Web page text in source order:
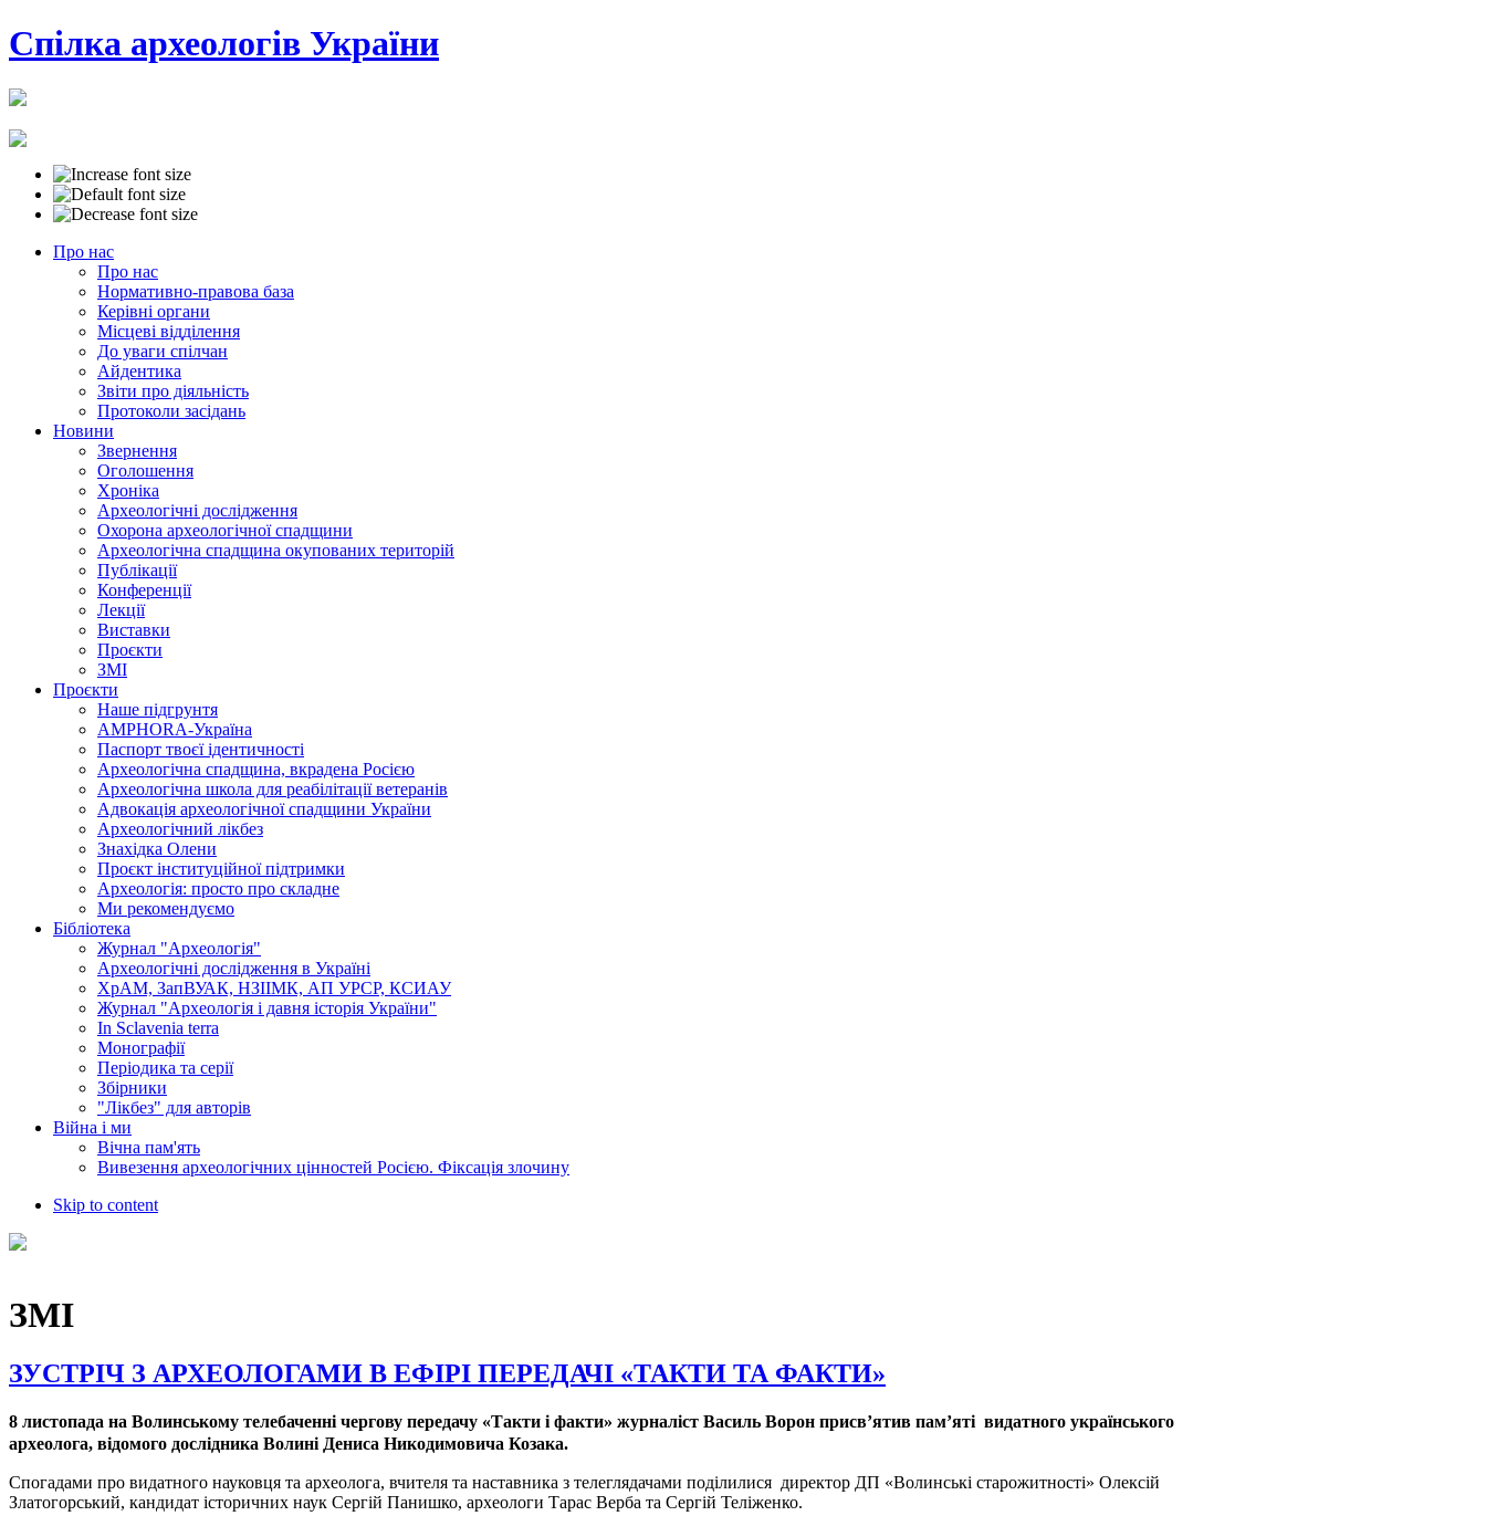
Cпілка археологів України
Про нас
Про нас
Нормативно-правова база
Керівні органи
Місцеві відділення
До уваги спілчан
Айдентика
Звіти про діяльність
Протоколи засідань
Новини
Звернення
Оголошення
Хроніка
Археологічні дослідження
Охорона археологічної спадщини
Археологічна спадщина окупованих територій
Публікації
Конференції
Лекції
Виставки
Проєкти
ЗМІ
Проєкти
Наше підгрунтя
AMPHORA-Україна
Паспорт твоєї ідентичності
Археологічна спадщина, вкрадена Росією
Археологічна школа для реабілітації ветеранів
Адвокація археологічної спадщини України
Археологічний лікбез
Знахідка Олени
Проєкт інституційної підтримки
Археологія: просто про складне
Ми рекомендуємо
Бібліотека
Журнал "Археологія"
Археологічні дослідження в Україні
ХрАМ, ЗапВУАК, НЗІІМК, АП УРСР, КСИАУ
Журнал "Археологія і давня історія України"
In Sclavenia terra
Монографії
Періодика та серії
Збірники
"Лікбез" для авторів
Війна і ми
Вічна пам'ять
Вивезення археологічних цінностей Росією. Фіксація злочину
Skip to content
ЗМІ
ЗУСТРІЧ З АРХЕОЛОГАМИ В ЕФІРІ ПЕРЕДАЧІ «ТАКТИ ТА ФАКТИ»
8 листопада на Волинському телебаченні чергову передачу «Такти і факти» журналіст Василь Ворон присв’ятив пам’яті видатного українського
археолога, відомого дослідника Волині Дениса Никодимовича Козака.
Спогадами про видатного науковця та археолога, вчителя та наставника з телеглядачами поділилися директор ДП «Волинські старожитності» Олексій
Златогорський, кандидат історичних наук Сергій Панишко, археологи Тарас Верба та Сергій Теліженко.
href="http://gazeta.ua/ru/articles/history/479679">Gazeta.ua</a>